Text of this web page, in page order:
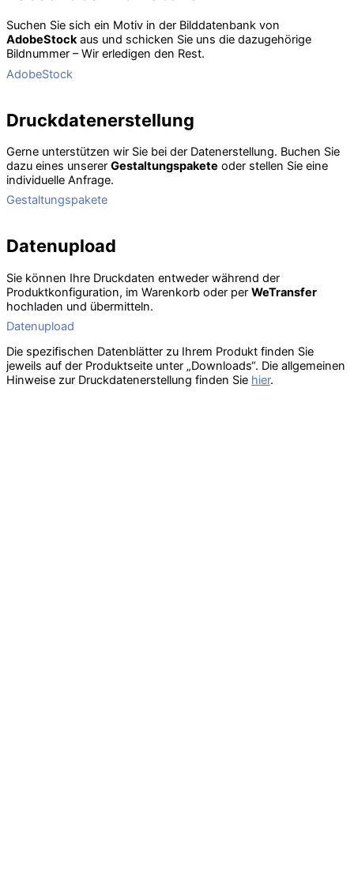
Suchen Sie sich ein Motiv in der Bilddatenbank von
AdobeStockaus und schicken Sie uns die dazugehörige
Bildnummer – Wir erledigen den Rest.
AdobeStock
Druckdaten­erstellung
Gerne unterstützen wir Sie bei der Datenerstellung. Buchen Sie
dazu eines unserer Gestaltungspakete oder stellen Sie eine
individuelle Anfrage.
Gestaltungspakete
Datenupload
Sie können Ihre Druckdaten entweder während der
Produktkonfiguration, im Warenkorb oder per WeTransfer
hochladen und übermitteln.
Datenupload
Die spezifischen Datenblätter zu Ihrem Produkt finden Sie
jeweils auf der Produktseite unter „Downloads“. Die allgemeinen
Hinweise zur Druckdatenerstellung finden Sie hier.